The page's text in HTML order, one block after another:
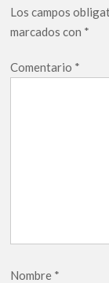
Los campos
marcados con *
Comentario *
Nombre *